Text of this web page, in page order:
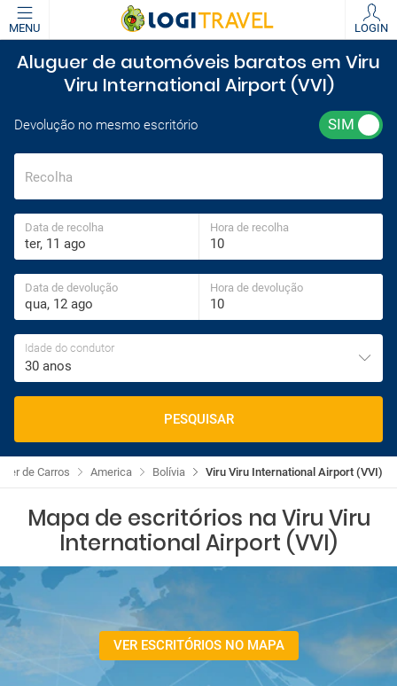
MENU LOGIN
Aluguer de automóveis baratos em Viru
Viru International Airport (VVI)
Devolução no mesmo escritório
Recolha
Data de recolha Hora de recolha
Data de devolução Hora de devolução
Idade do condutor
30 anos
PESQUISAR
Viru Viru International Airport (VVI)
Bolívia
America
de Carros
Mapa de escritórios na Viru Viru
International Airport (VVI)
VER ESCRITÓRIOS NO MAPA